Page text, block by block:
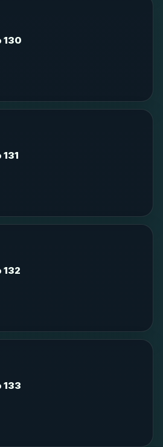
130
132
133